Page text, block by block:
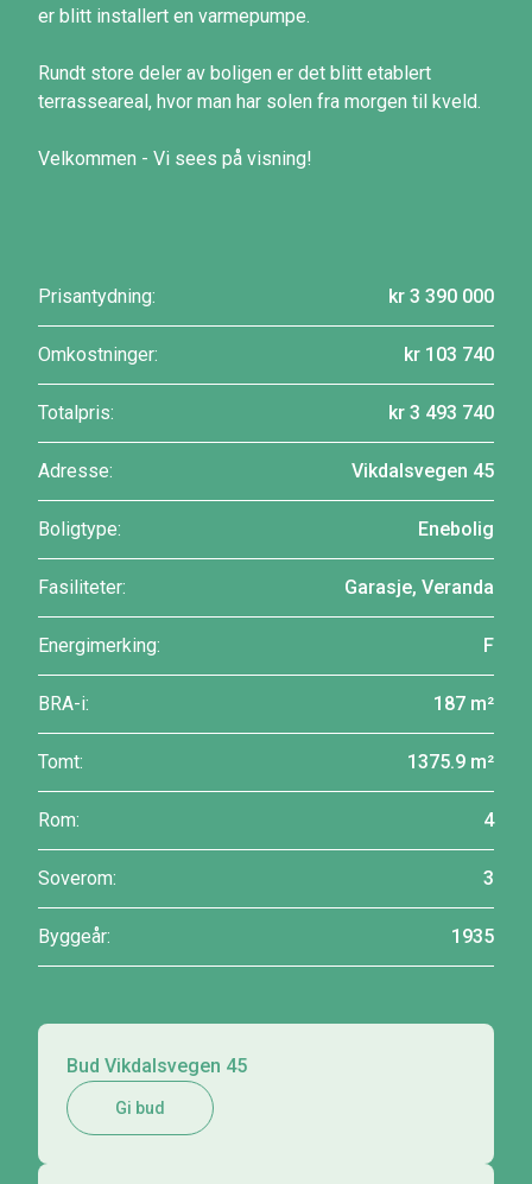
er blitt installert en varmepumpe.
Rundt store deler av boligen er det blitt etablert
terrasseareal, hvor man har solen fra morgen til kveld.
Velkommen - Vi sees på visning!
Prisantydning: kr 3 390 000
Omkostninger: kr 103 740
Totalpris: kr 3 493 740
Adresse: Vikdalsvegen 45
Boligtype: Enebolig
Fasiliteter: Garasje, Veranda
Energimerking: F
BRA-i: 187 m²
Tomt: 1375.9 m²
Rom: 4
Soverom: 3
Byggeår: 1935
Bud Vikdalsvegen 45
Gi bud